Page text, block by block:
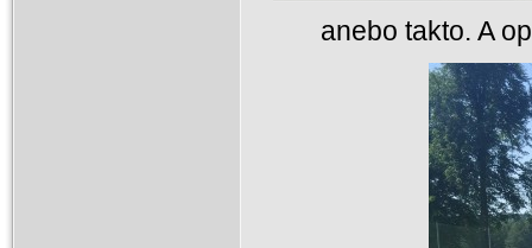
anebo takto. A